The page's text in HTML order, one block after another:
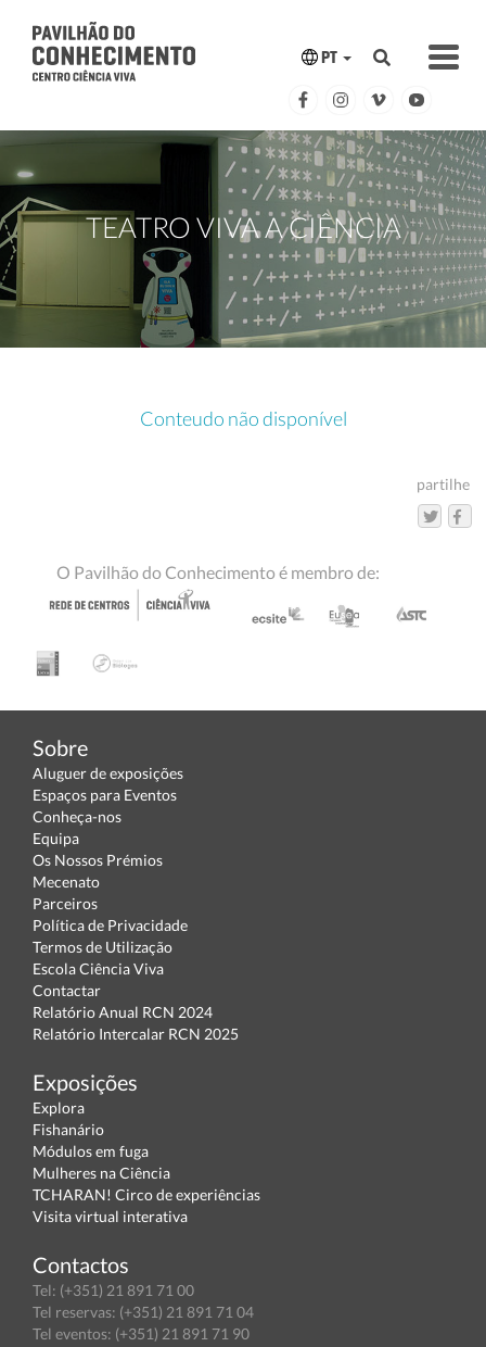
PT
TEATRO VIVA A CIÊNCIA
Conteudo não disponível
partilhe
O Pavilhão do Conhecimento é membro de:
Sobre
Aluguer de exposições
Espaços para Eventos
Conheça-nos
Equipa
Os Nossos Prémios
Mecenato
Parceiros
Política de Privacidade
Termos de Utilização
Escola Ciência Viva
Contactar
Relatório Anual RCN 2024
Relatório Intercalar RCN 2025
Exposições
Explora
Fishanário
Módulos em fuga
Mulheres na Ciência
TCHARAN! Circo de experiências
Visita virtual interativa
Contactos
Tel: (+351) 21 891 71 00
Tel reservas: (+351) 21 891 71 04
Tel eventos: (+351) 21 891 71 90